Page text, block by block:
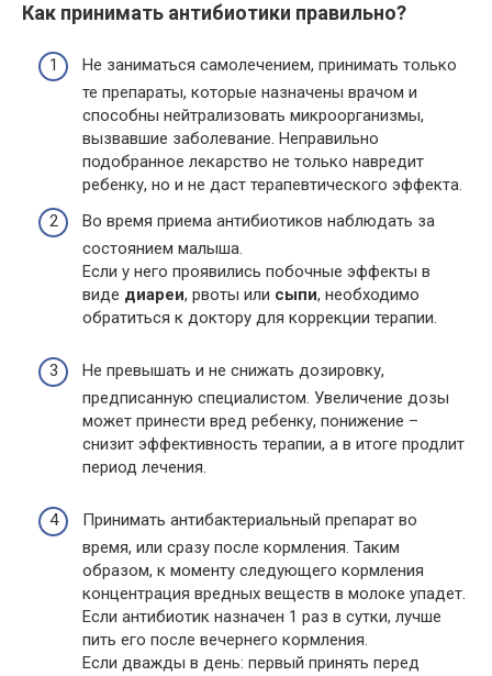
Как принимать антибиотики правильно?
Не заниматься самолечением, принимать только
те препараты, которые назначены врачом и
способны нейтрализовать микроорганизмы,
вызвавшие заболевание. Неправильно
подобранное лекарство не только навредит
ребенку, но и не даст терапевтического эффекта.
Во время приема антибиотиков наблюдать за
состоянием малыша.
Если у него проявились побочные эффекты в
виде диареи, рвоты или сыпи, необходимо
обратиться к доктору для коррекции терапии.
Не превышать и не снижать дозировку,
предписанную специалистом. Увеличение дозы
может принести вред ребенку, понижение –
снизит эффективность терапии, а в итоге продлит
период лечения.
Принимать антибактериальный препарат во
время, или сразу после кормления. Таким
образом, к моменту следующего кормления
концентрация вредных веществ в молоке упадет.
Если антибиотик назначен 1 раз в сутки, лучше
пить его после вечернего кормления.
Если дважды в день: первый принять перед